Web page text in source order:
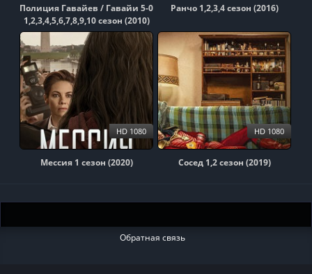
Полиция Гавайев / Гавайи 5-0
1,2,3,4,5,6,7,8,9,10 сезон (2010)
Ранчо 1,2,3,4 сезон (2016)
Мессия 1 сезон (2020)
HD 1080
Сосед 1,2 сезон (2019)
HD 1080
Обратная связь